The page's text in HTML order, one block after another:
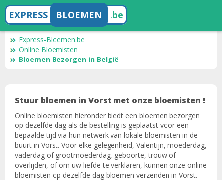
EXPRESS BLOEMEN .be
Express-Bloemen.be
Online Bloemisten
Bloemen Bezorgen in België
Stuur bloemen in Vorst met onze bloemisten !
Online bloemisten hieronder biedt een bloemen bezorgen
op dezelfde dag als de bestelling is geplaatst voor een
bepaalde tijd via hun netwerk van lokale bloemisten in de
buurt in Vorst. Voor elke gelegenheid, Valentijn, moederdag,
vaderdag of grootmoederdag, geboorte, trouw of
overlijden, of om uw liefde te verklaren, kunnen onze online
bloemisten op dezelfde dag bloemen verzenden in Vorst.